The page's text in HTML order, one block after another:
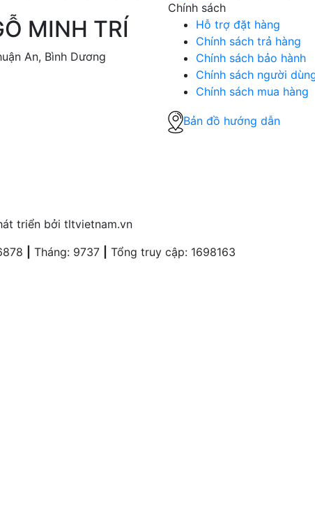
MINH TRÍ
An, Bình Dương
Chính sách
Hỗ trợ đặt hàng
Chính sách trả hàng
Chính sách bảo hành
Chính sách người
Chính sách mua hàng
Bản đồ hướng dẫn
triển bởi tltvietnam.vn
Tháng: 9737 Tổng truy cập: 1698163